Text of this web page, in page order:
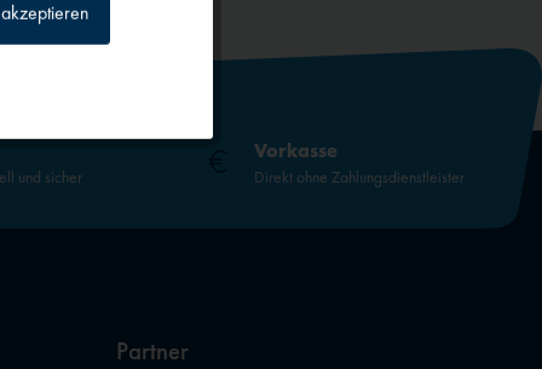
und sicher
Vorkasse
Direkt ohne Zahlungsdienstleister
Partner
Inaktiv